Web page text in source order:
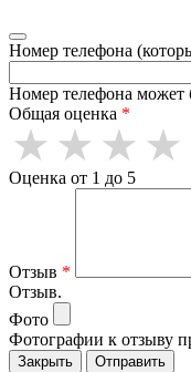
Номер телефона
Номер телефона может
Общая оценка *
Оценка от 1 до 5
Отзыв *
Отзыв.
Фото
Фотографии к отзыву
Закрыть Отправить